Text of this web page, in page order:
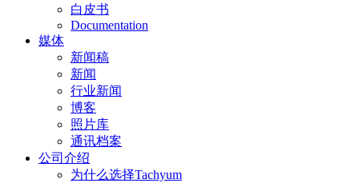
白皮书
Documentation
媒体
新闻稿
新闻
行业新闻
博客
照片库
通讯档案
公司介绍
为什么选择Tachyum